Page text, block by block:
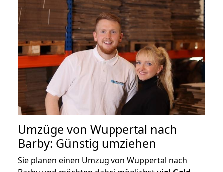
Umzüge von Wuppertal nach
Barby: Günstig umziehen
Sie planen einen Umzug von Wuppertal nach